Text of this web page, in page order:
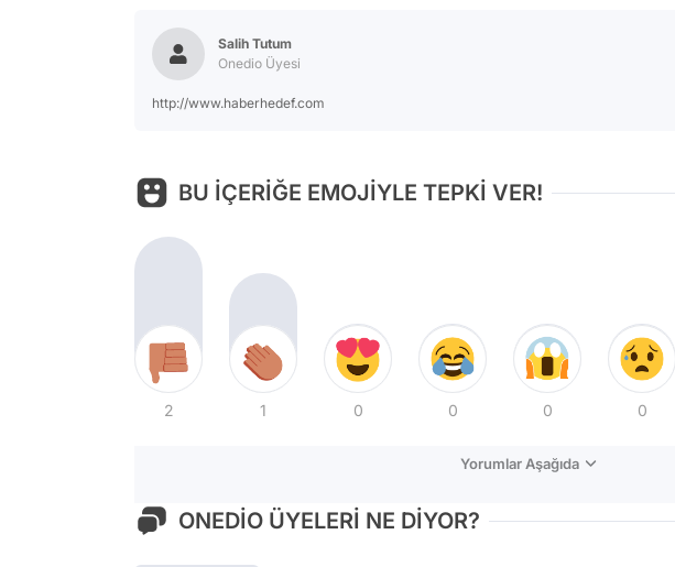
Salih Tutum
Onedio Üyesi
http://www.haberhedef.com
BU İÇERİĞE EMOJİYLE TEPKİ VER!
2 1 0 0 0 0
Yorumlar Aşağıda
ONEDİO ÜYELERİ NE DİYOR?